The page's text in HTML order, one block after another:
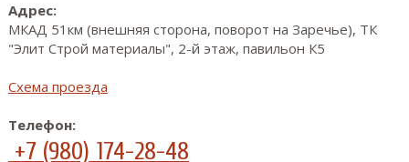
Адрес:
МКАД 51км (внешняя сторона, поворот на Заречье), ТК
"Элит Строй материалы", 2-й этаж, павильон К5
Схема проезда
Телефон:
+7 (980) 174-28-48